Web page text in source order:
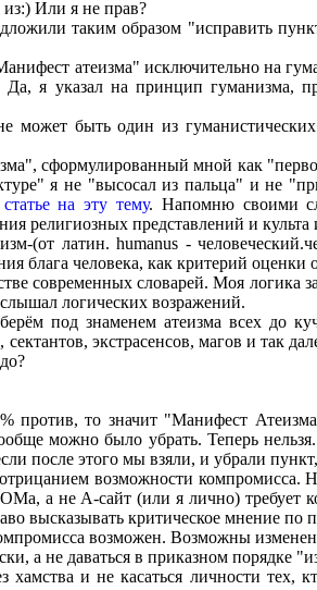
Или я не прав?
таким образом "исправить
атеизма" исключительно на
Да, я указал на принцип
может быть один из
сформулированный мной как
я не "высосал из пальца" и не
на эту тему. Напомню своими
религиозных представлений и
(от латин. humanus -
блага человека, как критерий
современных словарей. Моя логика
логических возражений.
под знаменем атеизма всех до
экстрасенсов, магов и
против, то значит "Манифест
можно было убрать. Теперь
после этого мы взяли, и убрали
возможности
а не А-сайт (или я лично) требует
высказывать критическое мнение
возможен. Возможны
а не даваться в приказном порядке
хамства и не касаться личности